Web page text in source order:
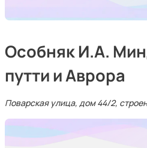
Особняк И.А.
путти и Аврора
Поварская улица, дом 44/2,